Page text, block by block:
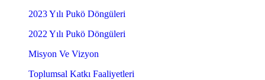
2023 Yılı Pukö Döngüleri
2022 Yılı Pukö Döngüleri
Misyon Ve Vizyon
Toplumsal Katkı Faaliyetleri